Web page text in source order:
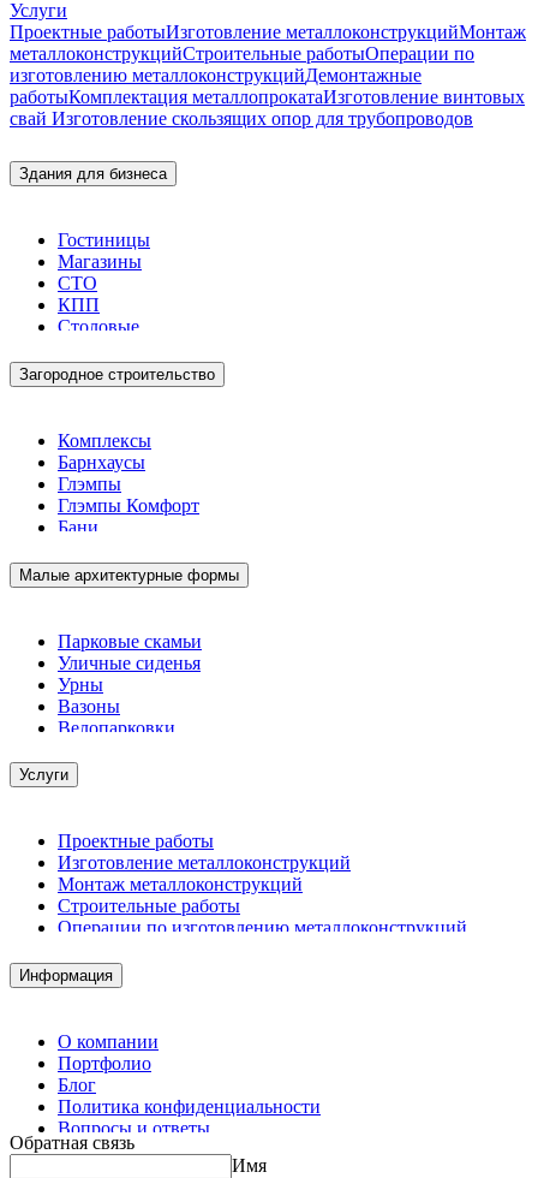
Услуги
Проектные работыИзготовление металлоконструкцийМонтаж
металлоконструкцийСтроительные работыОперации по
изготовлению металлоконструкцийДемонтажные
работыКомплектация металлопрокатаИзготовление винтовых
свай Изготовление скользящих опор для трубопроводов
Здания для бизнеса
Гостиницы
Магазины
СТО
КПП
Столовые
Загородное строительство
Комплексы
Барнхаусы
Глэмпы
Глэмпы Комфорт
Бани
Малые архитектурные формы
Парковые скамьи
Уличные сиденья
Урны
Вазоны
Велопарковки
Услуги
Проектные работы
Изготовление металлоконструкций
Монтаж металлоконструкций
Строительные работы
Операции по изготовлению металлоконструкций
Комплектация металлопроката
Изготовление винтовых свай
Информация
О компании
Портфолио
Блог
Политика конфиденциальности
Вопросы и ответы
Контакты
Обратная связь
Имя